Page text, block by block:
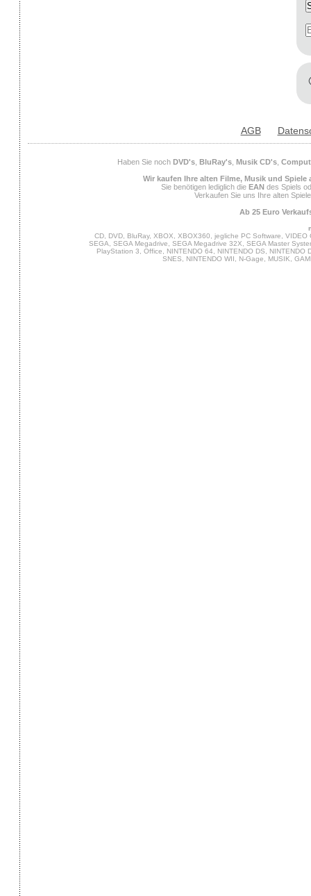
AGB
Haben Sie noch DVD's, BluRay's, Musik CD's,
Wir kaufen Ihre alten Filme, Musik und Spiele
Sie benötigen lediglich die EAN des Spiels
Verkaufen Sie uns Ihre alten
Ab 25 Euro
CD, DVD, BluRay, XBOX, XBOX360, jegliche PC Software,
SEGA, SEGA Megadrive, SEGA Megadrive 32X, SEGA Master
PlayStation 3, Office, NINTENDO 64, NINTENDO DS,
SNES, NINTENDO WII, N-Gage, MUSIK,